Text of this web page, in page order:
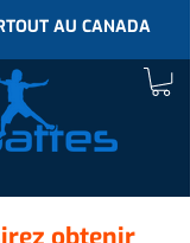
AU CANADA